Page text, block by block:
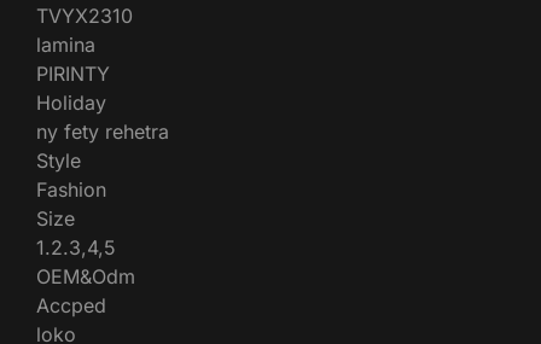
TVYX2310
lamina
PIRINTY
Holiday
ny fety rehetra
Style
Fashion
Size
1.2.3,4,5
OEM&Odm
Accped
loko